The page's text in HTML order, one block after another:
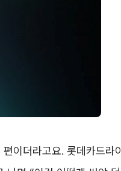
이더라고요. 롯데카드라이